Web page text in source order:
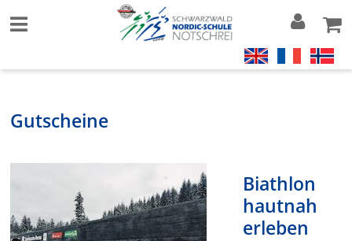
Gutscheine
Biathlon
hautnah
erleben